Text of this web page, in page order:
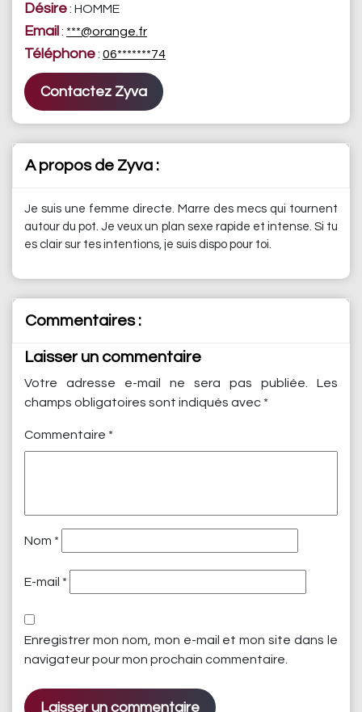
Désire: HOMME
Email: ***@orange.fr
Téléphone: 06*******74
Contactez Zyva
A propos de Zyva :
Je suis une femme directe. Marre des mecs qui tournent
autour du pot. Je veux un plan sexe rapide et intense. Si tu
es clair sur tes intentions, je suis dispo pour toi.
Commentaires :
Laisser un commentaire
Votre adresse e-mail ne sera pas publiée.
Les
champs obligatoires sont indiqués avec *
Commentaire *
Nom *
E-mail *
Enregistrer mon nom, mon e-mail et mon site dans le
navigateur pour mon prochain commentaire.